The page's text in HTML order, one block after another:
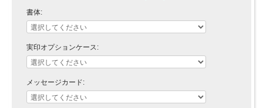
書体:
実印オプションケース:
メッセージカード: